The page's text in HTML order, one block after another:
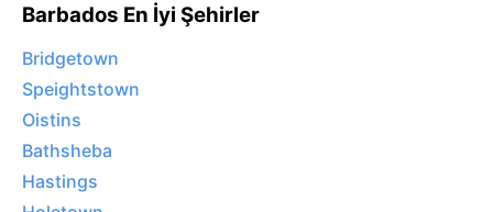
Barbados En İyi Şehirler
Bridgetown
Speightstown
Oistins
Bathsheba
Hastings